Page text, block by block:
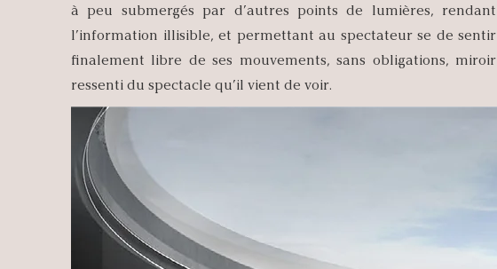
à peu submergés par d’autres points de lumières, rendant
l’information illisible, et permettant au spectateur se de sentir
finalement libre de ses mouvements, sans obligations, miroir
ressenti du spectacle qu’il vient de voir.